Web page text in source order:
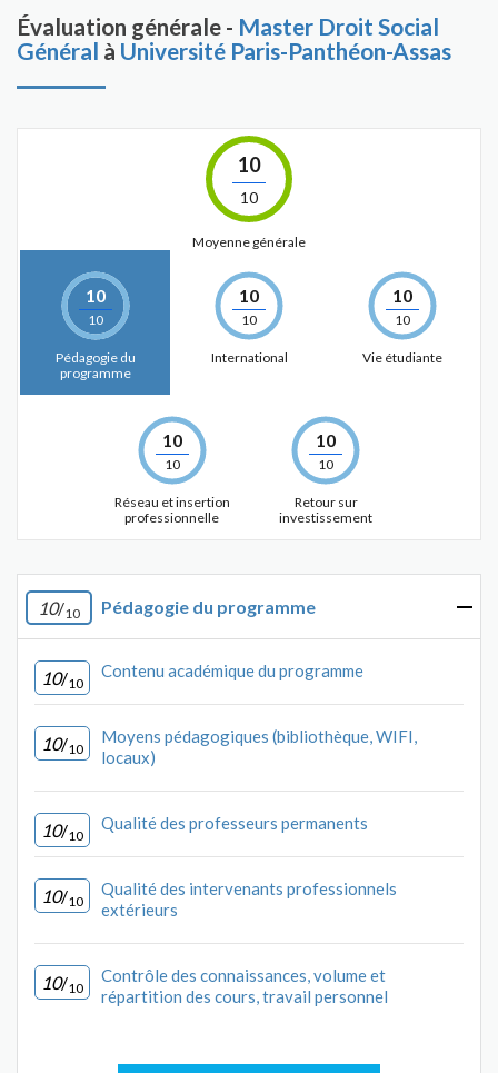
Évaluation générale - Master Droit Social
Général à Université Paris-Panthéon-Assas
10
10
Moyenne générale
10
10
Pédagogie du
programme
10
10
International
10
10
Vie étudiante
10
10
Réseau et insertion
professionnelle
10
10
Retour sur
investissement
10/10 Pédagogie du programme
10/10
Contenu académique du programme
10/10
Moyens pédagogiques (bibliothèque, WIFI,
locaux)
10/10
Qualité des professeurs permanents
10/10
Qualité des intervenants professionnels
extérieurs
10/10
Contrôle des connaissances, volume et
répartition des cours, travail personnel